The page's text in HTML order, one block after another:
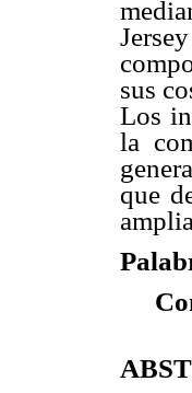
sus
Los
la
que